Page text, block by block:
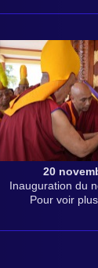
20
Inauguration du
Pour voir